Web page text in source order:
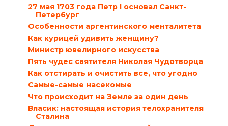
27 мая 1703 года Петр I основал Санкт-
Петербург
Особенности аргентинского менталитета
Как курицей удивить женщину?
Министр ювелирного искусства
Пять чудес святителя Николая Чудотворца
Как отстирать и очистить все, что угодно
Самые-самые насекомые
Что происходит на Земле за один день
Власик: настоящая история телохранителя
Сталина